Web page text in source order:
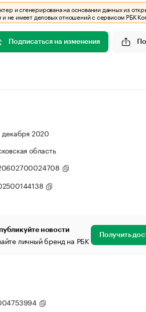
и сгенерирована на основании данных из
и не имеет деловых отношений с сервисом РБК
Подписаться на изменения
декабря 2020
область
новости
личный бренд на РБК Получить